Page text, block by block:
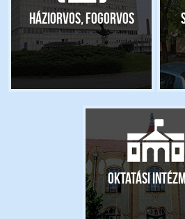
Háziorvos, fogorvos
Oktatási